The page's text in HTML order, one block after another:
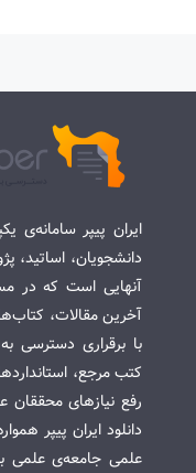
ایران پیپر سامانه‌ی
دانشجویان،
آنهایی است که در
آخرین مقالات،
با برقراری دسترسی
کتب مرجع،
رفع نیازهای محققان
دانلود ایران پیپر
علمی جامعه‌ی علمی